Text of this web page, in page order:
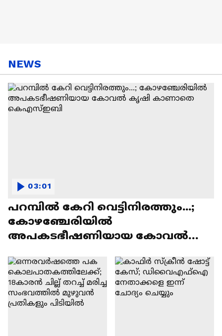
NEWS
പറമ്പിൽ കേറി വെട്ടിനിരത്തും...;
കോഴഞ്ചേരിയിൽ
അപകടഭീഷണിയായ കോവൽ
03:01